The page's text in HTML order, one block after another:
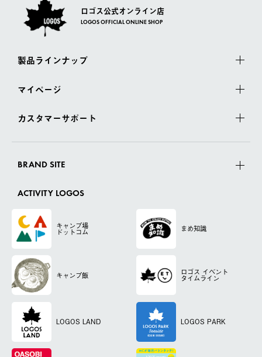
ロゴス公式オンライン店
LOGOS OFFICIAL ONLINE SHOP
製品ラインナップ
マイページ
カスタマーサポート
BRAND SITE
ACTIVITY LOGOS
キャンプ場
ドットコム まめ知識
キャンプ飯 ロゴス イベント
タイムライン
LOGOS LAND LOGOS PARK